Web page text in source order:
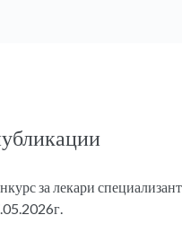
за лекари